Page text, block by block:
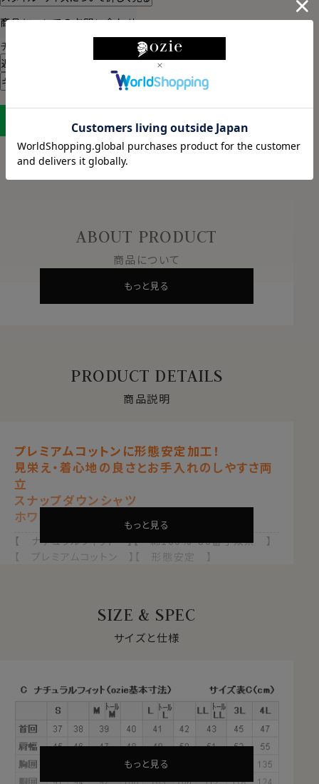
商品についてのお問い合わせ
チャットでお問い合わせ
返品・交換について
ギフトラッピングについて
LINEに保存する
ABOUT PRODUCT
商品について
もっと見る
PRODUCT DETAILS
商品説明
プレミアムコットンに形態安定加工！
見栄え・着心地の良さとお手入れのしやすさ両
立
スナップダウンシャツ
ホワイト 白
【 ナチュラルフィット 】【 綿100%・80番手双糸 】
【 プレミアムコットン 】【 形態安定 】
綿は一般的に繊維が長いほうが上質となります。
ふつうの綿より1.5倍～2倍くらい繊維の長い綿（詳しくは
級綿プレミアムコットンです。
通常の綿より
・しなやかで柔らかな風合い
・自然な美しい光沢
・優れた耐久性・吸湿性
もっと見る
SIZE & SPEC
サイズと仕様
もっと見る